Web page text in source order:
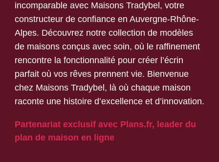
incomparable avec Maisons Tradybel, votre
constructeur de confiance en Auvergne-Rhône-
Alpes. Découvrez notre collection de modèles
de maisons conçus avec soin, où le raffinement
rencontre la fonctionnalité pour créer l’écrin
parfait où vos rêves prennent vie. Bienvenue
chez Maisons Tradybel, là où chaque maison
raconte une histoire d’excellence et d’innovation.
Partenariat exclusif avec Plans.fr, leader du
plan de maison en ligne